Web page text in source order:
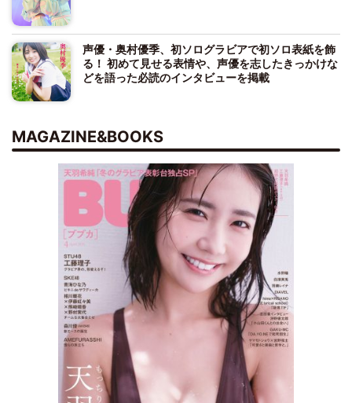
声優・奥村優季、初ソログラビアで初ソロ表紙を飾
る！ 初めて見せる表情や、声優を志したきっかけな
どを語った必読のインタビューを掲載
MAGAZINE&BOOKS